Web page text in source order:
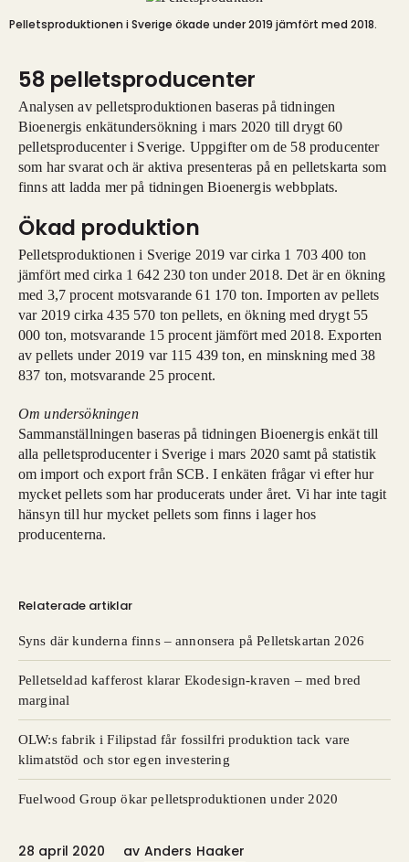
Pelletsproduktionen i Sverige ökade under 2019 jämfört med 2018.
58 pelletsproducenter
Analysen av pelletsproduktionen baseras på tidningen
Bioenergis enkätundersökning i mars 2020 till drygt 60
pelletsproducenter i Sverige. Uppgifter om de 58 producenter
som har svarat och är aktiva presenteras på en pelletskarta som
finns att ladda mer på tidningen Bioenergis webbplats.
Ökad produktion
Pelletsproduktionen i Sverige 2019 var cirka 1 703 400 ton
jämfört med cirka 1 642 230 ton under 2018. Det är en ökning
med 3,7 procent motsvarande 61 170 ton. Importen av pellets
var 2019 cirka 435 570 ton pellets, en ökning med drygt 55
000 ton, motsvarande 15 procent jämfört med 2018. Exporten
av pellets under 2019 var 115 439 ton, en minskning med 38
837 ton, motsvarande 25 procent.
Om undersökningen
Sammanställningen baseras på tidningen Bioenergis enkät till
alla pelletsproducenter i Sverige i mars 2020 samt på statistik
om import och export från SCB. I enkäten frågar vi efter hur
mycket pellets som har producerats under året. Vi har inte tagit
hänsyn till hur mycket pellets som finns i lager hos
producenterna.
Relaterade artiklar
Syns där kunderna finns – annonsera på Pelletskartan 2026
Pelletseldad kafferost klarar Ekodesign-kraven – med bred
marginal
OLW:s fabrik i Filipstad får fossilfri produktion tack vare
klimatstöd och stor egen investering
Fuelwood Group ökar pelletsproduktionen under 2020
28 april 2020 av Anders Haaker